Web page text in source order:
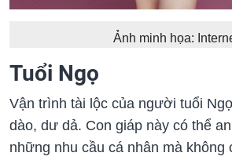
Ảnh minh họa:
Tuổi Ngọ
Vận trình tài lộc của người tuổi
dào, dư dả. Con giáp này có thể
những nhu cầu cá nhân mà không